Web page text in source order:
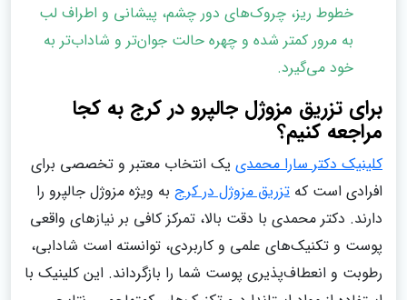
خطوط ریز، چروک‌های دور چشم، پیشانی و اطراف لب
به مرور کمتر شده و چهره حالت جوان‌تر و شاداب‌تر به
خود می‌گیرد.
برای تزریق مزوژل جالپرو در کرج به کجا
مراجعه کنیم؟
کلینیک دکتر سارا محمدی یک انتخاب معتبر و تخصصی برای
افرادی است که تزریق مزوژل در کرج به ویژه مزوژل جالپرو را
دارند. دکتر محمدی با دقت بالا، تمرکز کافی بر نیازهای واقعی
پوست و تکنیک‌های علمی و کاربردی، توانسته است شادابی،
رطوبت و انعطاف‌پذیری پوست شما را بازگرداند. این کلینیک با